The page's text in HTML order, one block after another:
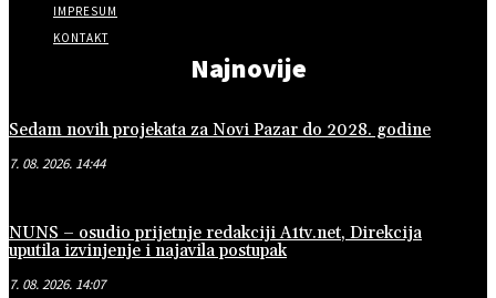
IMPRESUM
KONTAKT
Najnovije
Sedam novih projekata za Novi Pazar do 2028. godine
7. 08. 2026. 14:44
NUNS – osudio prijetnje redakciji A1tv.net, Direkcija
uputila izvinjenje i najavila postupak
7. 08. 2026. 14:07